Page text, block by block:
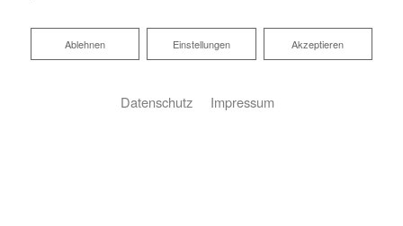
Akzeptieren
Einstellungen
Ablehnen
Ablehnen
Datenschutz Impressum